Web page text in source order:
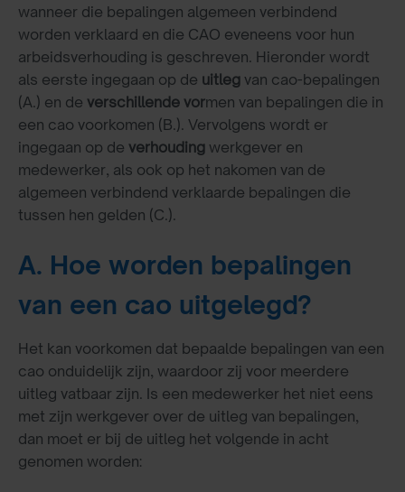
wanneer die bepalingen algemeen verbindend
worden verklaard en die CAO eveneens voor hun
arbeidsverhouding is geschreven. Hieronder wordt
als eerste ingegaan op de uitleg van cao-bepalingen
(A.) en de verschillende vormen van bepalingen die in
een cao voorkomen (B.). Vervolgens wordt er
ingegaan op de verhouding werkgever en
medewerker, als ook op het nakomen van de
algemeen verbindend verklaarde bepalingen die
tussen hen gelden (C.).
A. Hoe worden bepalingen
van een cao uitgelegd?
Het kan voorkomen dat bepaalde bepalingen van een
cao onduidelijk zijn, waardoor zij voor meerdere
uitleg vatbaar zijn. Is een medewerker het niet eens
met zijn werkgever over de uitleg van bepalingen,
dan moet er bij de uitleg het volgende in acht
genomen worden: